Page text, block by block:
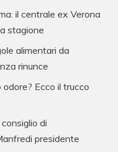
il centrale ex Verona
stagione
alimentari da
rinunce
Ecco il trucco
di
presidente